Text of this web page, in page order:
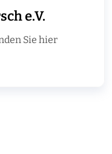
e.V.
Sie hier